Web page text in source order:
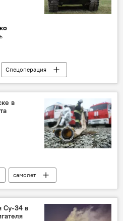
Спецоперация
Ядерная угроза
в
самолет
пожар
Су-34 в